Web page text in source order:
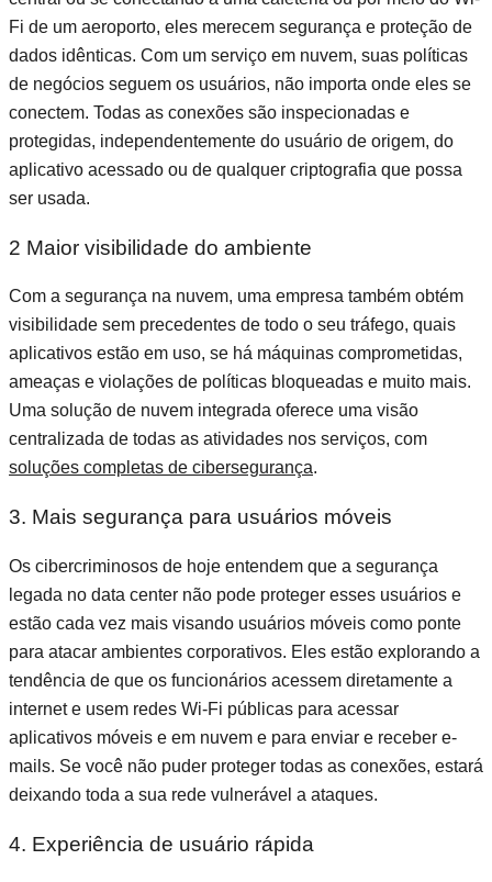
Fi de um aeroporto, eles merecem segurança e proteção de
dados idênticas. Com um serviço em nuvem, suas políticas
de negócios seguem os usuários, não importa onde eles se
conectem. Todas as conexões são inspecionadas e
protegidas, independentemente do usuário de origem, do
aplicativo acessado ou de qualquer criptografia que possa
ser usada.
2 Maior visibilidade do ambiente
Com a segurança na nuvem, uma empresa também obtém
visibilidade sem precedentes de todo o seu tráfego, quais
aplicativos estão em uso, se há máquinas comprometidas,
ameaças e violações de políticas bloqueadas e muito mais.
Uma solução de nuvem integrada oferece uma visão
centralizada de todas as atividades nos serviços, com
soluções completas de cibersegurança.
3. Mais segurança para usuários móveis
Os cibercriminosos de hoje entendem que a segurança
legada no data center não pode proteger esses usuários e
estão cada vez mais visando usuários móveis como ponte
para atacar ambientes corporativos. Eles estão explorando a
tendência de que os funcionários acessem diretamente a
internet e usem redes Wi-Fi públicas para acessar
aplicativos móveis e em nuvem e para enviar e receber e-
mails. Se você não puder proteger todas as conexões, estará
deixando toda a sua rede vulnerável a ataques.
4. Experiência de usuário rápida